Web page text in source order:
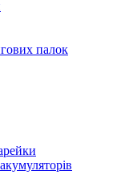
палок